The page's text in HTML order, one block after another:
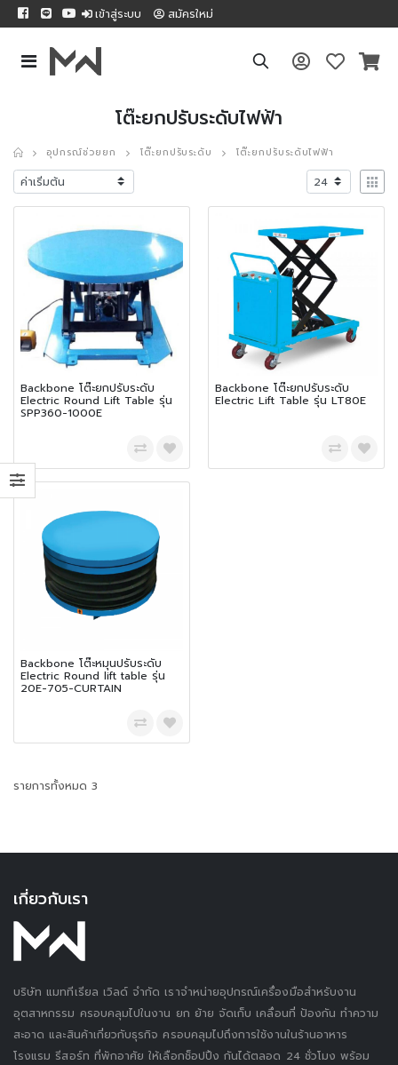
เข้าสู่ระบบ สมัครใหม่
โต๊ะยกปรับระดับไฟฟ้า
อุปกรณ์ช่วยยก โต๊ะยกปรับระดับ โต๊ะยกปรับระดับไฟฟ้า
Backbone โต๊ะยกปรับระดับ
Electric Round Lift Table รุ่น
SPP360-1000E
Backbone โต๊ะยกปรับระดับ
Electric Lift Table รุ่น LT80E
Backbone โต๊ะหมุนปรับระดับ
Electric Round lift table รุ่น
20E-705-CURTAIN
รายการทั้งหมด 3
เกี่ยวกับเรา
บริษัท แมททีเรียล เวิลด์ จำกัด เราจำหน่ายอุปกรณ์เครื่องมือสำหรับงาน
อุตสาหกรรม ครอบคลุมไปในงาน ยก ย้าย จัดเก็บ เคลื่อนที่ ป้องกัน ทำความ
สะอาด และสินค้าเกี่ยวกับธุรกิจ ครอบคลุมไปถึงการใช้งานในร้านอาหาร
โรงแรม รีสอร์ท ที่พักอาศัย ให้เลือกช็อปปิ้ง กันได้ตลอด 24 ชั่วโมง พร้อม